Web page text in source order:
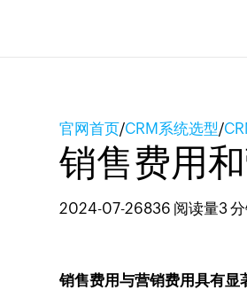
官网首页/CRM系统选型/
销售费用
2024-07-26836 阅读量3
销售费用与营销费用具有